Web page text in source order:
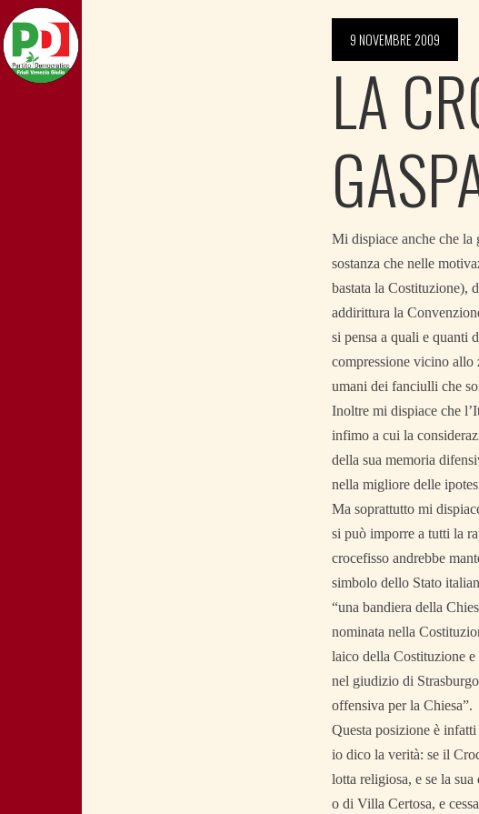
9 NOVEMBRE 2009
LA
Mi dispiace anche che
sostanza che nelle
bastata la Costituzione),
addirittura la
si pensa a quali e quanti
compressione vicino allo
umani dei fanciulli che
Inoltre mi dispiace che
infimo a cui la
della sua memoria
nella migliore delle
Ma soprattutto mi
si può imporre a tutti la
crocefisso andrebbe
simbolo dello Stato
“una bandiera della
nominata nella
laico della Costituzione
nel giudizio di
offensiva per la Chiesa”.
Questa posizione è
io dico la verità: se il
lotta religiosa, e se la
o di Villa Certosa, e